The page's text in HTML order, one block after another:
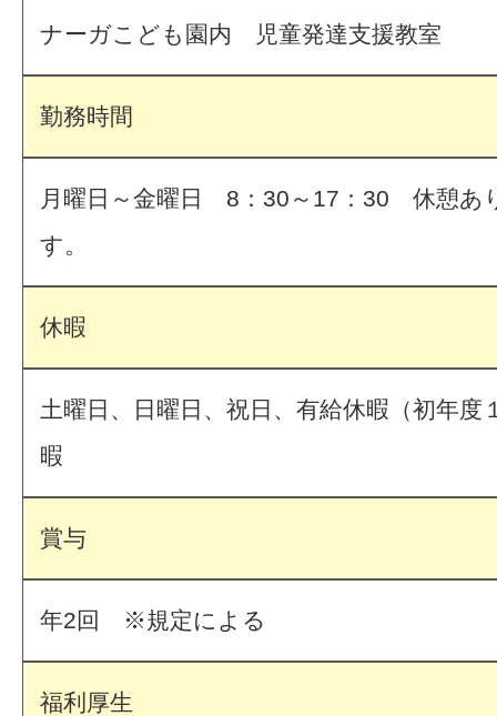
ナーガこども園内 児童発達支援教室
勤務時間
月曜日～金曜日 8：30～17：30 休憩
す。
休暇
土曜日、日曜日、祝日、有給休暇（初年度
暇
賞与
年2回 ※規定による
福利厚生